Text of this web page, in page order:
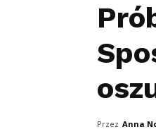
Przez Anna